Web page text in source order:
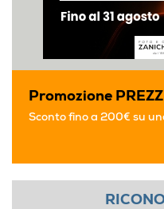
Promozione
Sconto fino a 200€ su